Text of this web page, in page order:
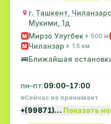
г. Ташкент,
Мукими, 1д
M Мирзо Улугбек 🚶 500 м
M Чиланзар 🚶 1.5 км
🚌Ближайшая
пн–пт:09:00–17:00
Сейчас не принимает
+(99871)… Показать